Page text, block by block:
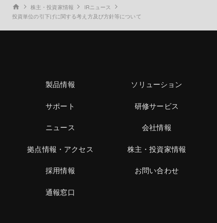
home 株主・投資家情報
IRニュース
投資単位の引下げに関する考え方及び方針等について
製品情報 ソリューション
サポート 研修サービス
ニュース 会社情報
拠点情報・アクセス 株主・投資家情報
採用情報 お問い合わせ
通報窓口